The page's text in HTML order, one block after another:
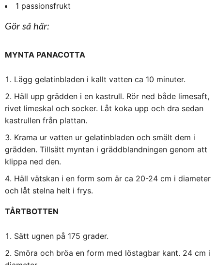
1 passionsfrukt
Gör så här:
MYNTA PANACOTTA
Lägg gelatinbladen i kallt vatten ca 10 minuter.
Häll upp grädden i en kastrull. Rör ned både limesaft,
rivet limeskal och socker. Låt koka upp och dra sedan
kastrullen från plattan.
Krama ur vatten ur gelatinbladen och smält dem i
grädden. Tillsätt myntan i gräddblandningen genom att
klippa ned den.
Häll vätskan i en form som är ca 20-24 cm i diameter
och låt stelna helt i frys.
TÅRTBOTTEN
Sätt ugnen på 175 grader.
Smöra och bröa en form med löstagbar kant. 24 cm i